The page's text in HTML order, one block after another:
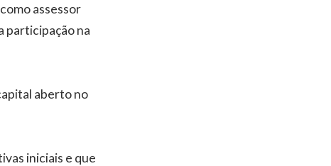
assessor
participação na
aberto no
iniciais e que